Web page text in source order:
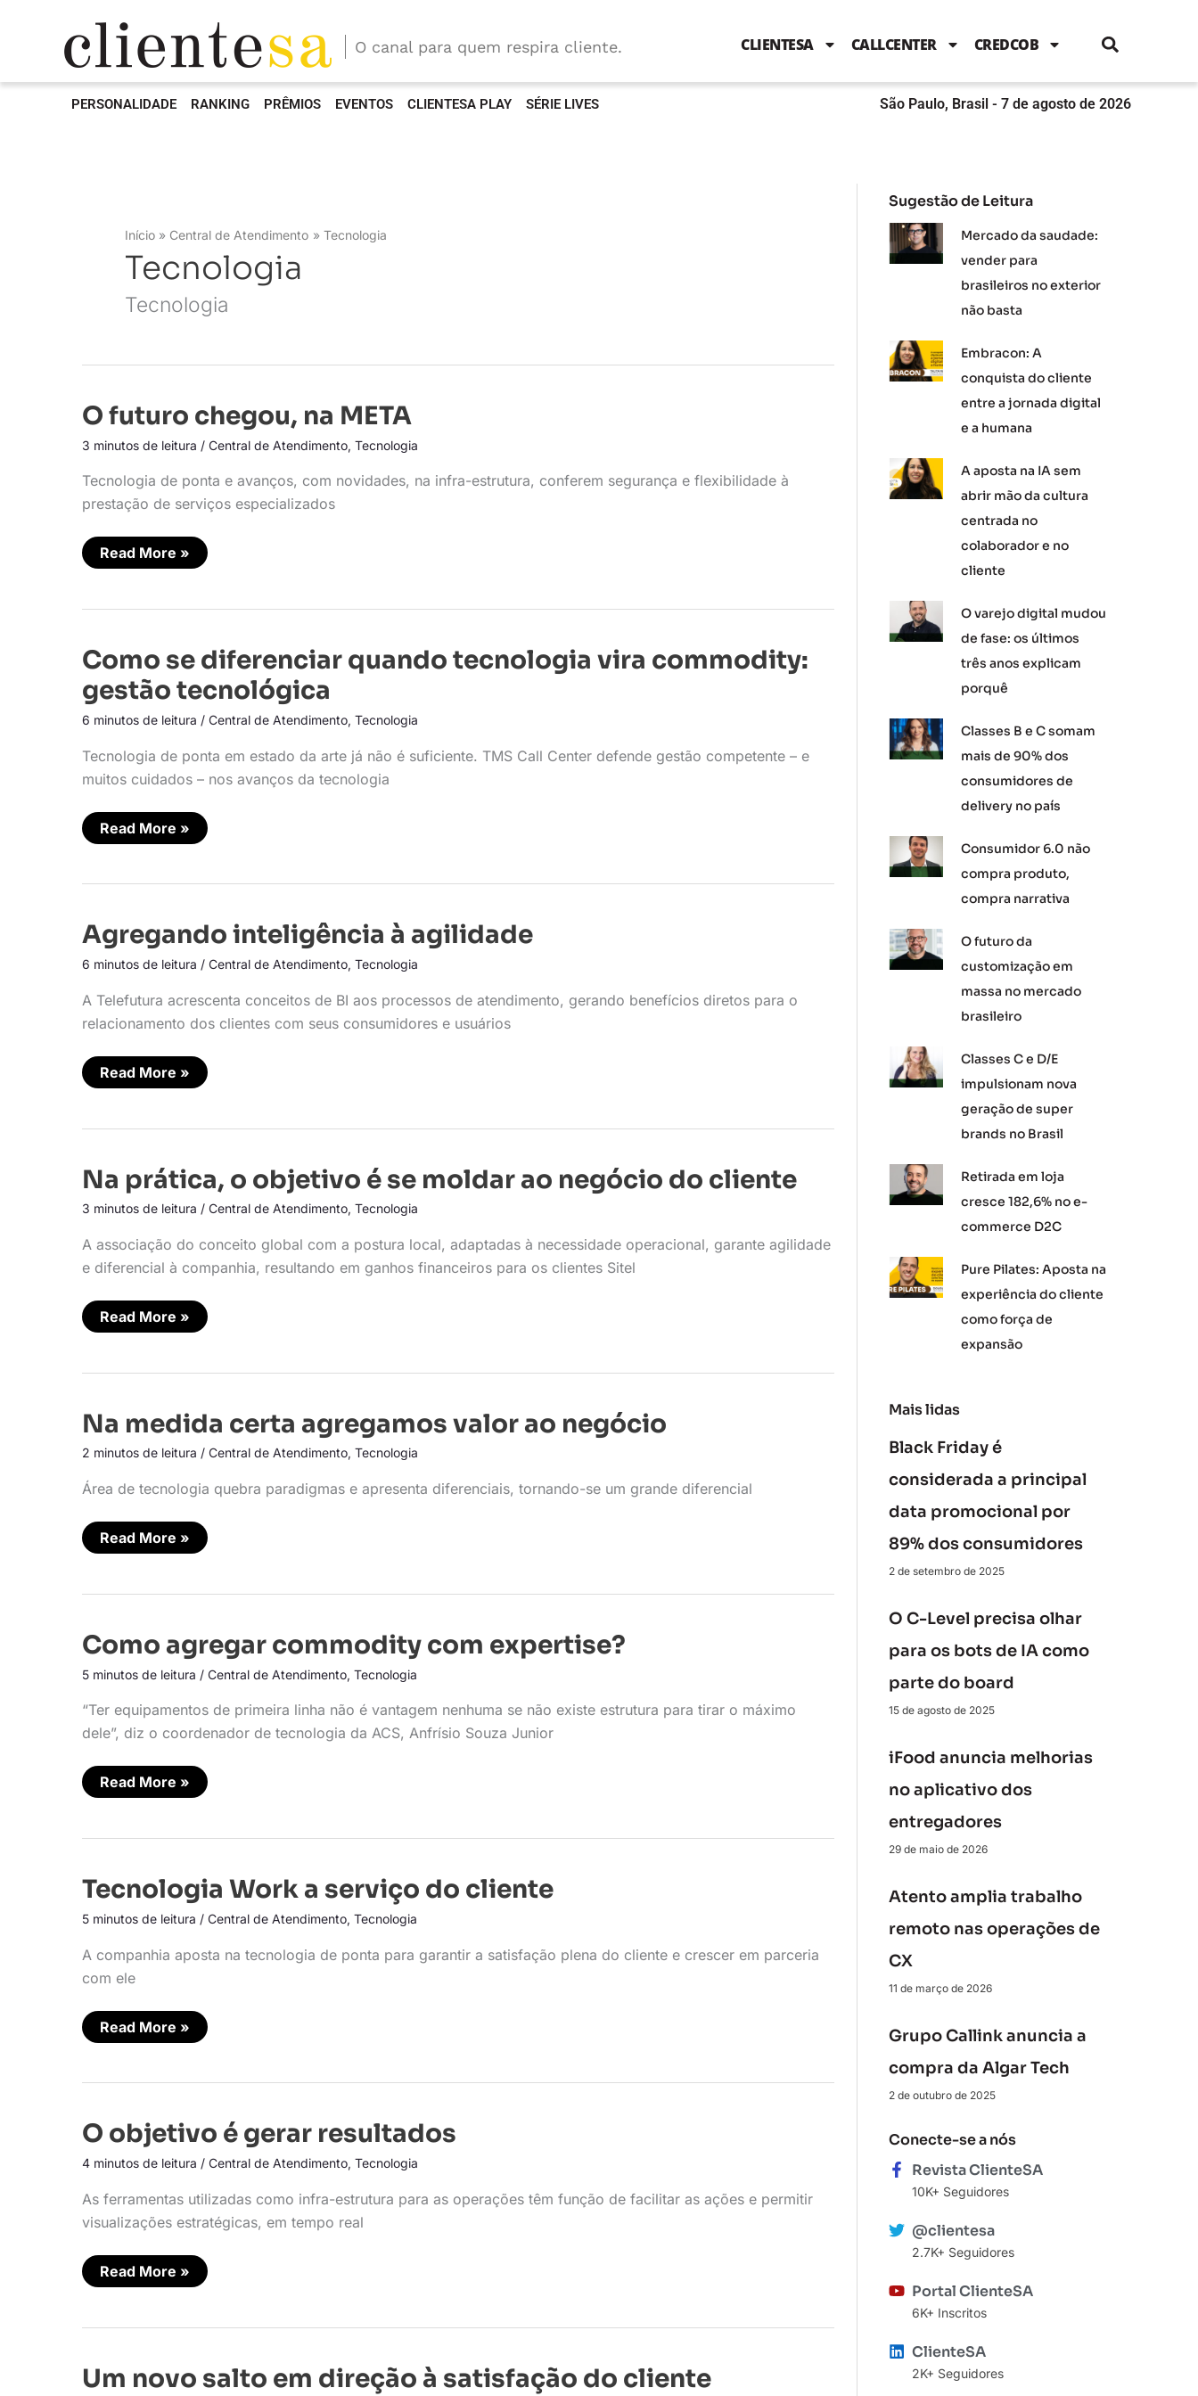
b
o
k
t
e
b
n
g
a
m
O canal para quem respira cliente. CLIENTESA CALLCENTER CREDCOB
PERSONALIDADE RANKING PRÊMIOS EVENTOS CLIENTESA PLAY SÉRIE LIVES São Paulo, Brasil - 7 de agosto de 2026
Início Central de Atendimento Tecnologia
Tecnologia
Tecnologia
O futuro chegou, na META
3 minutos de leitura / Central de Atendimento, Tecnologia
Tecnologia de ponta e avanços, com novidades, na infra-estrutura, conferem segurança e flexibilidade à
prestação de serviços especializados
O
futuro
chegou,
na
Read More »
Como se diferenciar quando tecnologia vira commodity:
gestão tecnológica
6 minutos de leitura / Central de Atendimento, Tecnologia
Tecnologia de ponta em estado da arte já não é suficiente. TMS Call Center defende gestão competente – e
muitos cuidados – nos avanços da tecnologia
Como
se
diferenciar
quando
vira
gestão
tecnológica
Read More »
Agregando inteligência à agilidade
6 minutos de leitura / Central de Atendimento, Tecnologia
A Telefutura acrescenta conceitos de BI aos processos de atendimento, gerando benefícios diretos para o
relacionamento dos clientes com seus consumidores e usuários
Agregando
inteligência
à
agilidade
Read More »
Na prática, o objetivo é se moldar ao negócio do cliente
3 minutos de leitura / Central de Atendimento, Tecnologia
A associação do conceito global com a postura local, adaptadas à necessidade operacional, garante agilidade
e diferencial à companhia, resultando em ganhos financeiros para os clientes Sitel
Na
prática,
o
objetivo
se
ao
do
cliente
Read More »
Na medida certa agregamos valor ao negócio
2 minutos de leitura / Central de Atendimento, Tecnologia
Área de tecnologia quebra paradigmas e apresenta diferenciais, tornando-se um grande diferencial
Na
medida
certa
agregamos
ao
Read More »
Como agregar commodity com expertise?
5 minutos de leitura / Central de Atendimento, Tecnologia
“Ter equipamentos de primeira linha não é vantagem nenhuma se não existe estrutura para tirar o máximo
dele”, diz o coordenador de tecnologia da ACS, Anfrísio Souza Junior
Como
agregar
com
Read More »
Tecnologia Work a serviço do cliente
5 minutos de leitura / Central de Atendimento, Tecnologia
A companhia aposta na tecnologia de ponta para garantir a satisfação plena do cliente e crescer em parceria
com ele
Tecnologia
Work
a
serviço
cliente
Read More »
O objetivo é gerar resultados
4 minutos de leitura / Central de Atendimento, Tecnologia
As ferramentas utilizadas como infra-estrutura para as operações têm função de facilitar as ações e permitir
visualizações estratégicas, em tempo real
O
objetivo
é
gerar
Read More »
Um novo salto em direção à satisfação do cliente
Um
novo
Sugestão de Leitura
Mercado da saudade:
vender para
brasileiros no exterior
não basta
Embracon: A
conquista do cliente
entre a jornada digital
e a humana
A aposta na IA sem
abrir mão da cultura
centrada no
colaborador e no
cliente
O varejo digital mudou
de fase: os últimos
três anos explicam
porquê
Classes B e C somam
mais de 90% dos
consumidores de
delivery no país
Consumidor 6.0 não
compra produto,
compra narrativa
O futuro da
customização em
massa no mercado
brasileiro
Classes C e D/E
impulsionam nova
geração de super
brands no Brasil
Retirada em loja
cresce 182,6% no e-
commerce D2C
Pure Pilates: Aposta na
experiência do cliente
como força de
expansão
Mais lidas
Black Friday é
considerada a principal
data promocional por
89% dos consumidores
2 de setembro de 2025
O C-Level precisa olhar
para os bots de IA como
parte do board
15 de agosto de 2025
iFood anuncia melhorias
no aplicativo dos
entregadores
29 de maio de 2026
Atento amplia trabalho
remoto nas operações de
CX
11 de março de 2026
Grupo Callink anuncia a
compra da Algar Tech
2 de outubro de 2025
Conecte-se a nós
Revista ClienteSA
10K+ Seguidores
@clientesa
2.7K+ Seguidores
Portal ClienteSA
6K+ Inscritos
ClienteSA
2K+ Seguidores